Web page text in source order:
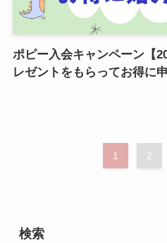
ポピー入会キャンペーン【
レゼントをもらってお得に
1 2
検索